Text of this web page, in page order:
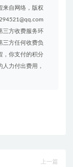
来自网络，版权
三方收费服务环
三方任何收费负
，你支付的积分
力付出费用，
上一篇